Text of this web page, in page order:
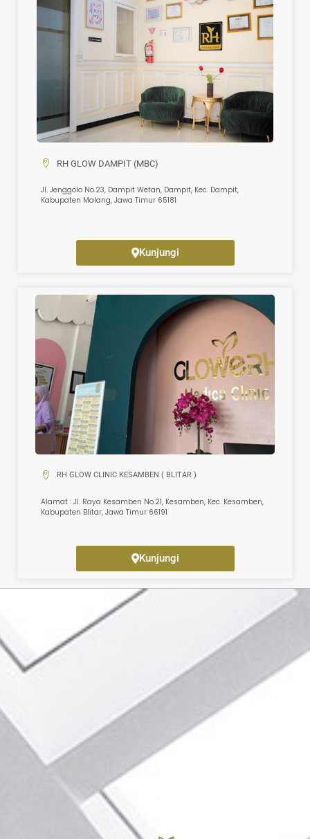
RH GLOW DAMPIT (MBC)
Jl. Jenggolo No.23, Dampit Wetan, Dampit, Kec. Dampit,
Kabupaten Malang, Jawa Timur 65181
Kunjungi
RH GLOW CLINIC KESAMBEN ( BLITAR )
Alamat : Jl. Raya Kesamben No.21, Kesamben, Kec. Kesamben,
Kabupaten Blitar, Jawa Timur 66191
Kunjungi